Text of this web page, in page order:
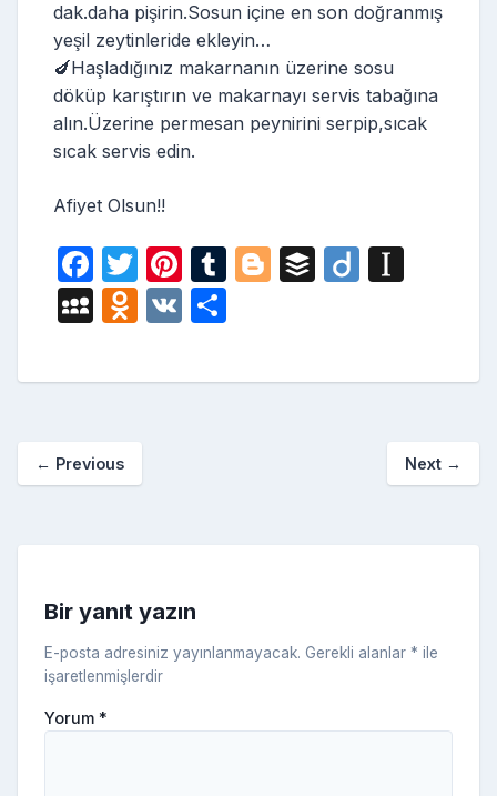
dak.daha pişirin.Sosun içine en son doğranmış
yeşil zeytinleride ekleyin…
🍆Haşladığınız makarnanın üzerine sosu
döküp karıştırın ve makarnayı servis tabağına
alın.Üzerine permesan peynirini serpip,sıcak
sıcak servis edin.
Afiyet Olsun!!
F
a
c
e
o
T
w
itt
er
Pi
nt
er
e
T
bl
Bl
g
B
r
Di
p
er
M
S
a
c
O
n
a
ki
V
ar
← Previous Next →
Bir yanıt yazın
E-posta adresiniz yayınlanmayacak. Gerekli alanlar * ile
işaretlenmişlerdir
Yorum *